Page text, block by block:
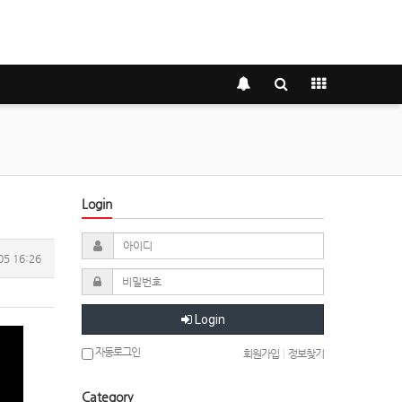
16:26
Login
Login
자동로그인 회원가입 정보찾기
Category